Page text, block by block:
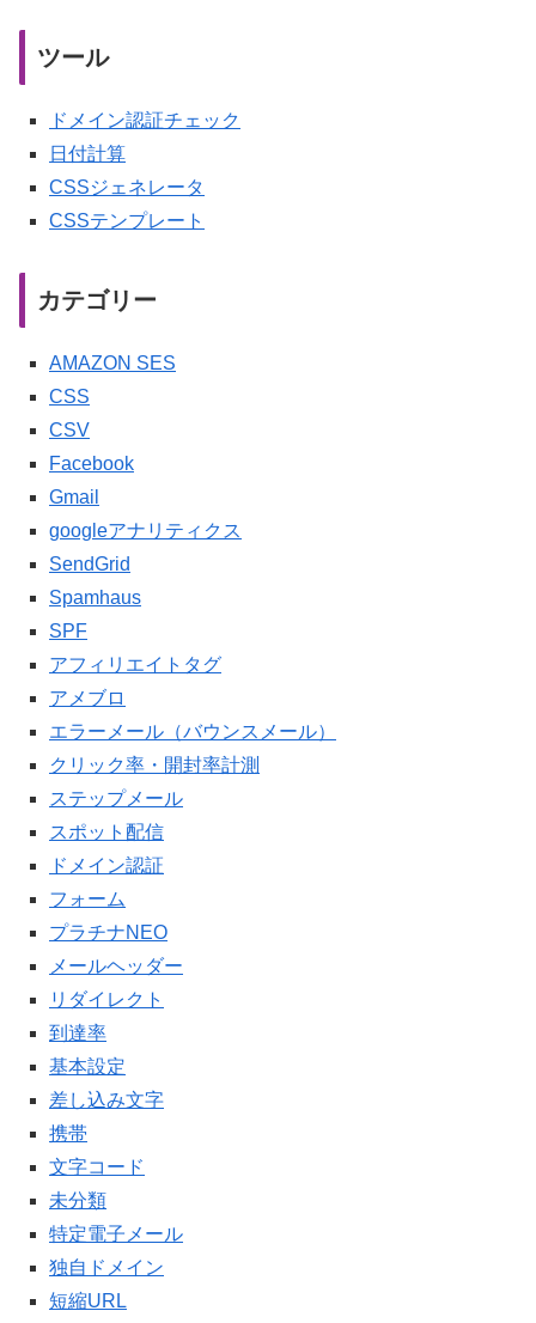
ツール
ドメイン認証チェック
日付計算
CSSジェネレータ
CSSテンプレート
カテゴリー
AMAZON SES
CSS
CSV
Facebook
Gmail
googleアナリティクス
SendGrid
Spamhaus
SPF
アフィリエイトタグ
アメブロ
エラーメール（バウンスメール）
クリック率・開封率計測
ステップメール
スポット配信
ドメイン認証
フォーム
プラチナNEO
メールヘッダー
リダイレクト
到達率
基本設定
差し込み文字
携帯
文字コード
未分類
特定電子メール
独自ドメイン
短縮URL